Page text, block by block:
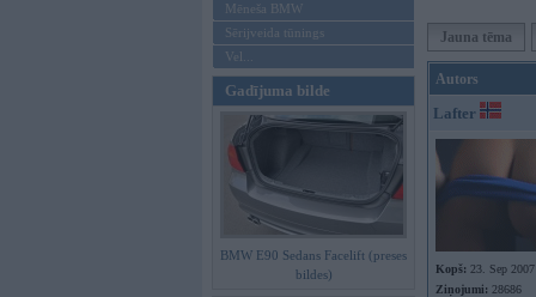
Mēneša BMW
Sērijveida tūnings
Vel...
Gadījuma bilde
BMW E90 Sedans Facelift (preses
bildes)
Jauna tēma
Autors
Lafter
Kopš: 23. Sep 2007
Ziņojumi: 28686